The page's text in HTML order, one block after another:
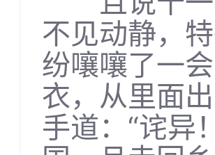
不见动静，
纷嚷嚷了一
衣，从里面
手道：“诧异